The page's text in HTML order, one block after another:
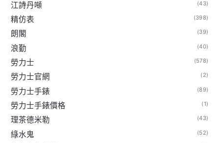
江詩丹噸 (43)
精仿表 (398)
朗閣 (39)
浪勤 (40)
勞力士 (578)
勞力士官網 (2)
勞力士手錶 (89)
勞力士手錶價格 (1)
理茶德米勒 (43)
綠水鬼 (52)